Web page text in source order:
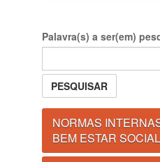
Palavra(s) a ser(em)
PESQUISAR
NORMAS
BEM ESTAR SOCIAL